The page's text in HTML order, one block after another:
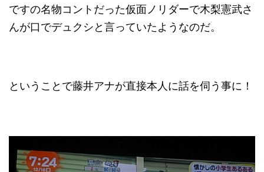
ですの名物コントだった仮面ノリダーで木梨憲武さ
んが口でデュクシと言っていたようなのだ。
ということで藤井アナが直接本人に話を伺う事に！